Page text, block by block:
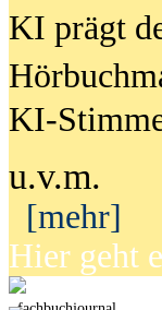
KI prägt
KI-
u.v.m.
[mehr]
Hier geht